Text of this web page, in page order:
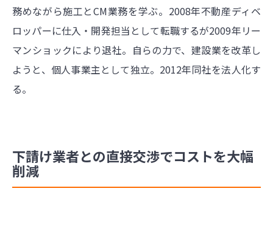
務めながら施工とCM業務を学ぶ。2008年不動産ディベ
ロッパーに仕入・開発担当として転職するが2009年リー
マンショックにより退社。自らの力で、建設業を改革し
ようと、個人事業主として独立。2012年同社を法人化す
る。
下請け業者との直接交渉でコストを大幅
削減